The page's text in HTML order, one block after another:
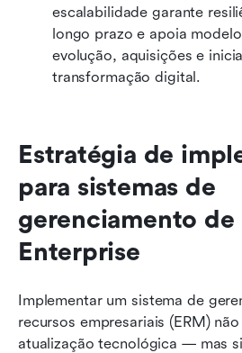
escalabilidade garante
longo prazo e apoia
evolução, aquisições e
transformação digital.
Estratégia de
para sistemas de
gerenciamento de
Enterprise
Implementar um sistema de
recursos empresariais (ERM)
atualização tecnológica — mas